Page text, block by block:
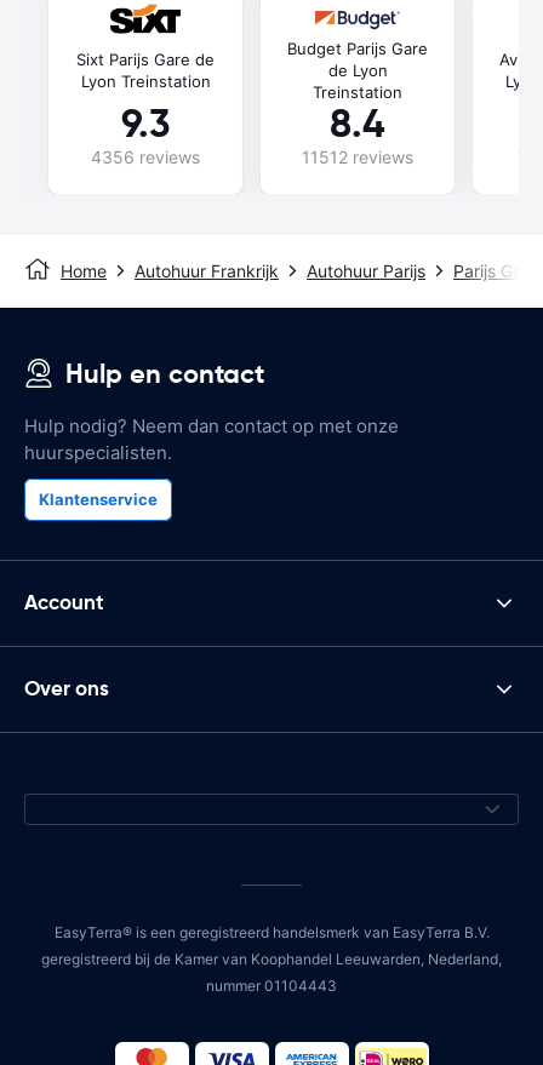
Sixt Parijs Gare de
Lyon Treinstation
9.3
4356 reviews
Budget Parijs Gare
de Lyon
Treinstation
8.4
11512 reviews
Avis
Home Autohuur Frankrijk Autohuur Parijs Parijs
Hulp en contact
Hulp nodig? Neem dan contact op met onze
huurspecialisten.
Klantenservice
Account
Over ons
EasyTerra® is een geregistreerd handelsmerk van EasyTerra B.V.
geregistreerd bij de Kamer van Koophandel Leeuwarden, Nederland,
nummer 01104443